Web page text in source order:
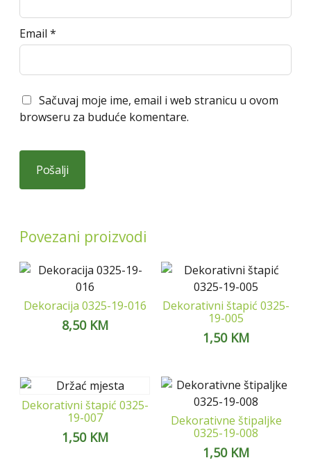
Email *
Sačuvaj moje ime, email i web stranicu u ovom
browseru za buduće komentare.
Povezani proizvodi
Dekoracija 0325-19-016
8,50 KM
Dekorativni štapić 0325-
19-005
1,50 KM
Dekorativni štapić 0325-
19-007
1,50 KM
Dekorativne štipaljke
0325-19-008
1,50 KM